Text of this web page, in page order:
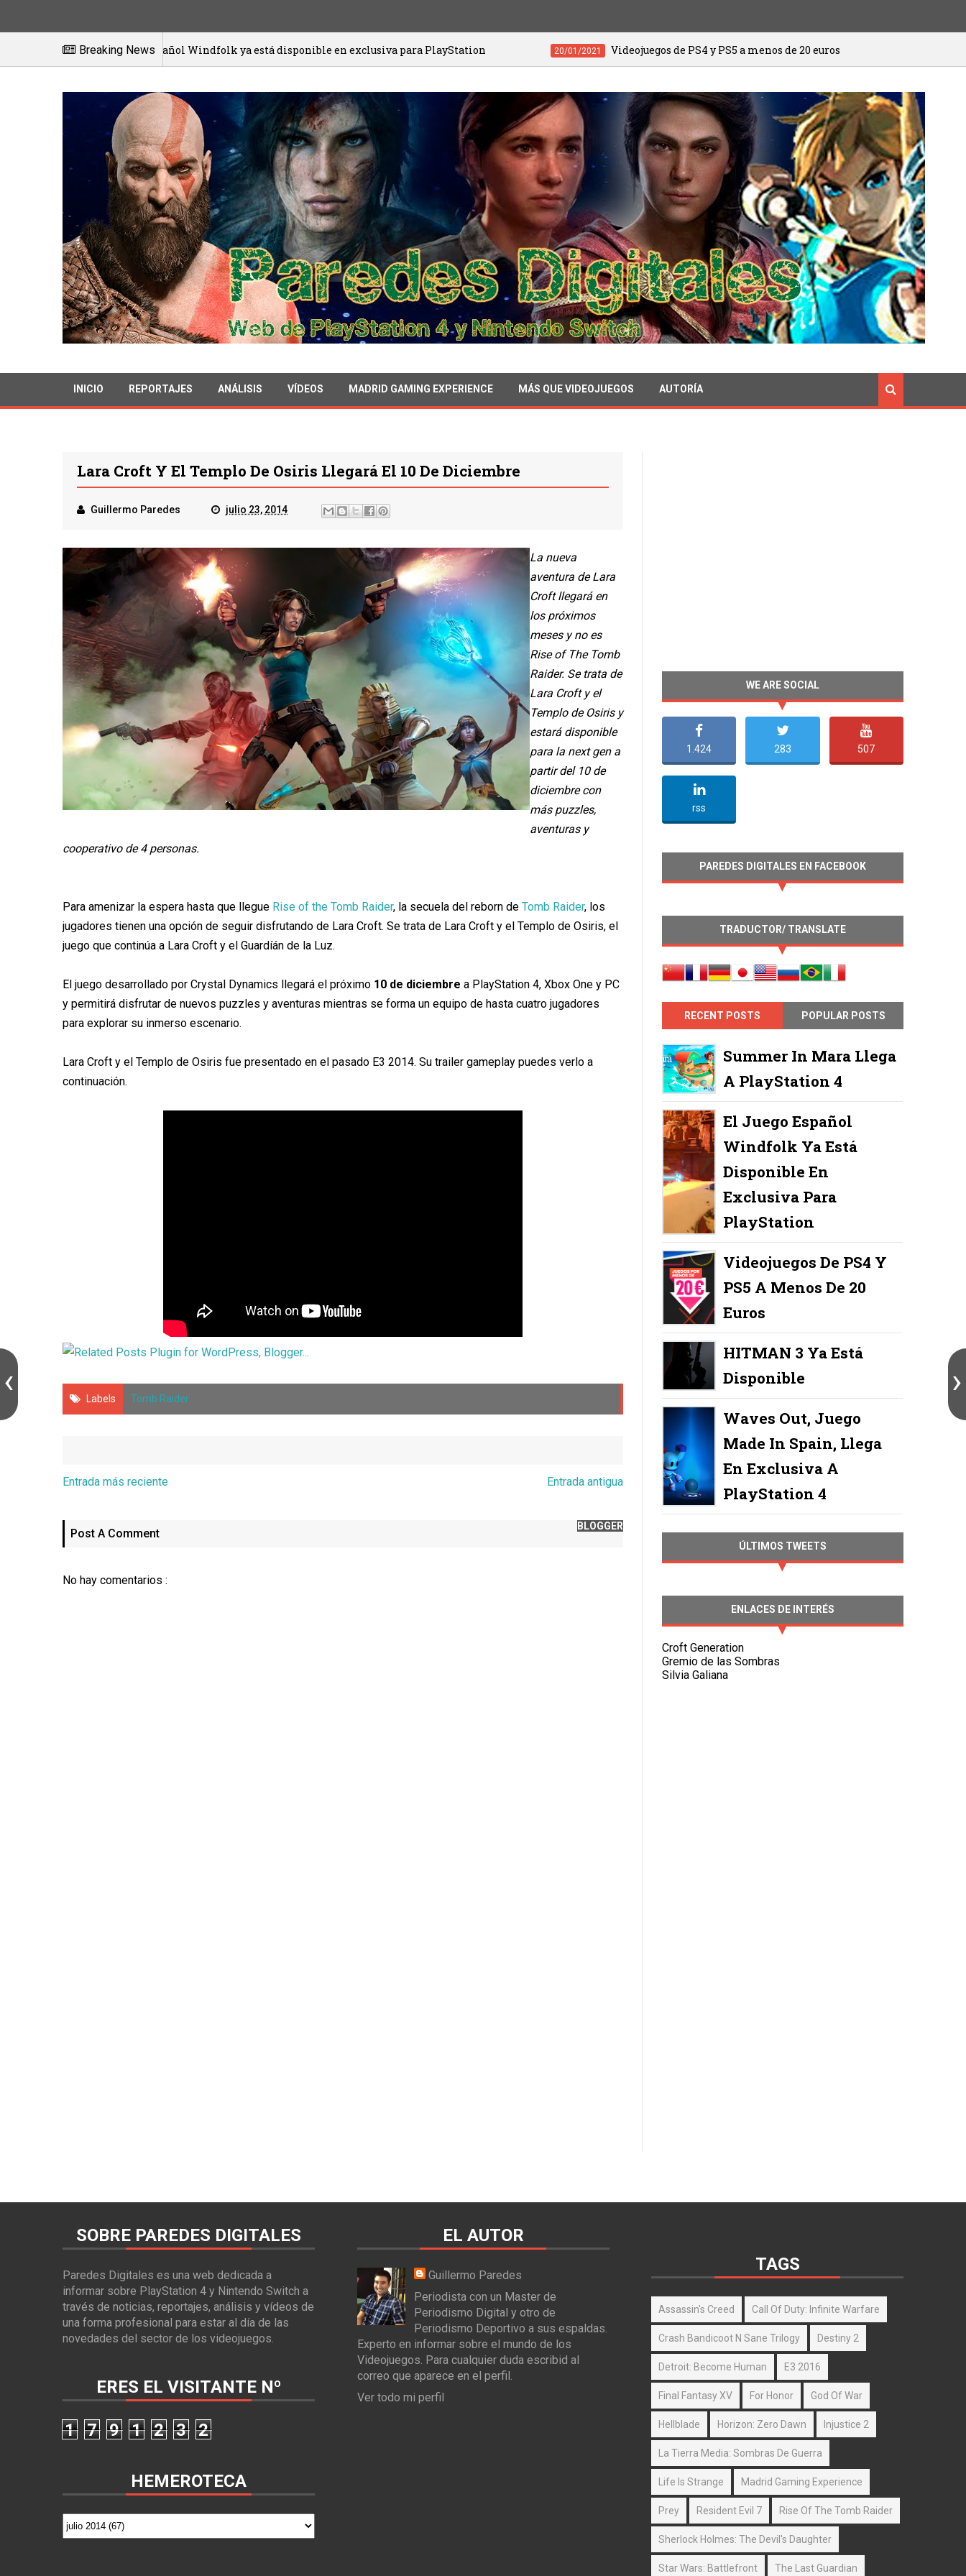
Breaking News
El juego español Windfolk ya está disponible en exclusiva para PlayStation Videojuegos de PS4 y PS5 a menos de 20 euros
INICIO REPORTAJES ANÁLISIS VÍDEOS MADRID GAMING EXPERIENCE MÁS QUE VIDEOJUEGOS AUTORÍA
Lara Croft Y El Templo De Osiris Llegará El 10 De Diciembre
Guillermo Paredes julio 23, 2014
La nueva
aventura de Lara
Croft llegará en
los próximos
meses y no es
Rise of The Tomb
Raider. Se trata de
Lara Croft y el
Templo de Osiris y
estará disponible
para la next gen a
partir del 10 de
diciembre con
más puzzles,
aventuras y
cooperativo de 4 personas.
Para amenizar la espera hasta que llegue Rise of the Tomb Raider, la secuela del reborn de Tomb Raider, los
jugadores tienen una opción de seguir disfrutando de Lara Croft. Se trata de Lara Croft y el Templo de Osiris, el
juego que continúa a Lara Croft y el Guardíán de la Luz.
El juego desarrollado por Crystal Dynamics llegará el próximo 10 de diciembre a PlayStation 4, Xbox One y PC
y permitirá disfrutar de nuevos puzzles y aventuras mientras se forma un equipo de hasta cuatro jugadores
para explorar su inmerso escenario.
Lara Croft y el Templo de Osiris fue presentado en el pasado E3 2014. Su trailer gameplay puedes verlo a
continuación.
Labels Tomb Raider
Entrada más reciente Entrada antigua
Post A Comment
BLOGGER
No hay comentarios :
WE ARE SOCIAL
1.424 283 507
rss
PAREDES DIGITALES EN FACEBOOK
TRADUCTOR/ TRANSLATE
RECENT POSTS POPULAR POSTS
Summer In Mara Llega
A PlayStation 4
El Juego Español
Windfolk Ya Está
Disponible En
Exclusiva Para
PlayStation
Videojuegos De PS4 Y
PS5 A Menos De 20
Euros
HITMAN 3 Ya Está
Disponible
Waves Out, Juego
Made In Spain, Llega
En Exclusiva A
PlayStation 4
ÚLTIMOS TWEETS
ENLACES DE INTERÉS
Croft Generation
Gremio de las Sombras
Silvia Galiana
SOBRE PAREDES DIGITALES
Paredes Digitales es una web dedicada a
informar sobre PlayStation 4 y Nintendo Switch a
través de noticias, reportajes, análisis y vídeos de
una forma profesional para estar al día de las
novedades del sector de los videojuegos.
ERES EL VISITANTE Nº
1 7 9 1 2 3 2
HEMEROTECA
EL AUTOR
Guillermo Paredes
Periodista con un Master de
Periodismo Digital y otro de
Periodismo Deportivo a sus espaldas.
Experto en informar sobre el mundo de los
Videojuegos. Para cualquier duda escribid al
correo que aparece en el perfil.
Ver todo mi perfil
TAGS
Assassin's Creed Call Of Duty: Infinite Warfare
Crash Bandicoot N Sane Trilogy Destiny 2
Detroit: Become Human E3 2016
Final Fantasy XV For Honor God Of War
Hellblade Horizon: Zero Dawn Injustice 2
La Tierra Media: Sombras De Guerra
Life Is Strange Madrid Gaming Experience
Prey Resident Evil 7 Rise Of The Tomb Raider
Sherlock Holmes: The Devil's Daughter
Star Wars: Battlefront The Last Guardian